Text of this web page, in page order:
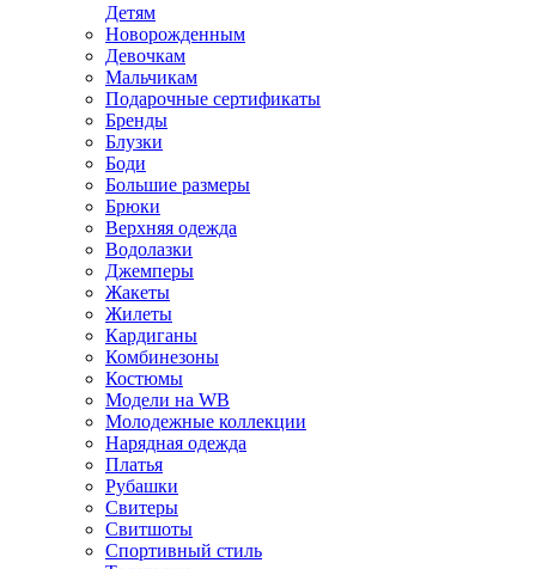
Детям
Новорожденным
Девочкам
Мальчикам
Подарочные сертификаты
Бренды
Блузки
Боди
Большие размеры
Брюки
Верхняя одежда
Водолазки
Джемперы
Жакеты
Жилеты
Кардиганы
Комбинезоны
Костюмы
Модели на WB
Молодежные коллекции
Нарядная одежда
Платья
Рубашки
Свитеры
Свитшоты
Спортивный стиль